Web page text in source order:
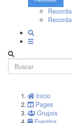
Inicio
Pages
Grupos